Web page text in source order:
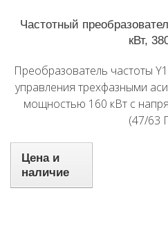
Частотный
кВт,
Преобразователь частоты
управления трехфазными
мощностью 160 кВт с
(47/63
Цена и
наличие